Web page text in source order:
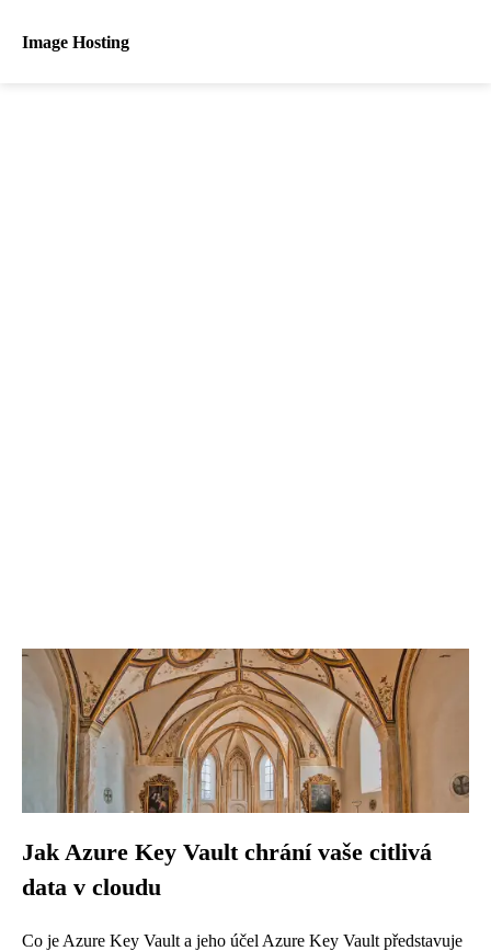
Image Hosting
Jak Azure Key Vault chrání vaše citlivá
data v cloudu
Co je Azure Key Vault a jeho účel Azure Key Vault představuje